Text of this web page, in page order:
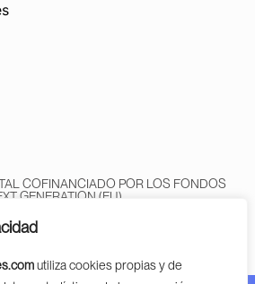
utiliza cookies propias y de
COFINANCIADO POR LOS FONDOS
GENERATION (EU)